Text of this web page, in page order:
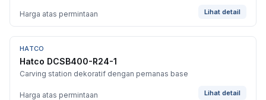
Harga atas permintaan Lihat detail
HATCO
Hatco DCSB400-R24-1
Carving station dekoratif dengan pemanas base
Harga atas permintaan Lihat detail